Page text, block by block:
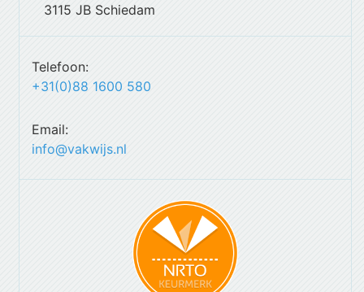
3115 JB Schiedam
Telefoon:
+31(0)88 1600 580
Email:
info@vakwijs.nl